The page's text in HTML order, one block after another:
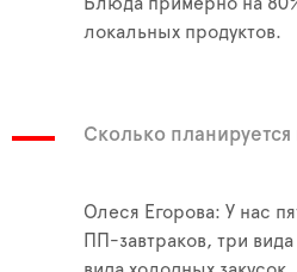
Блюда примерно на
локальных продуктов.
Сколько
Олеся Егорова: У нас
ПП-завтраков, три